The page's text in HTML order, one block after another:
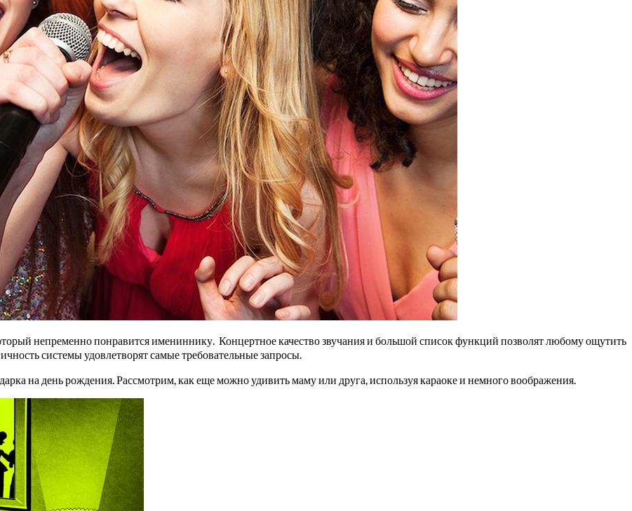
непременно понравится имениннику. Концертное качество звучания и большой список функций позволят любому ощутить
системы удовлетворят самые требовательные запросы.
на день рождения. Рассмотрим, как еще можно удивить маму или друга, используя караоке и немного воображения.